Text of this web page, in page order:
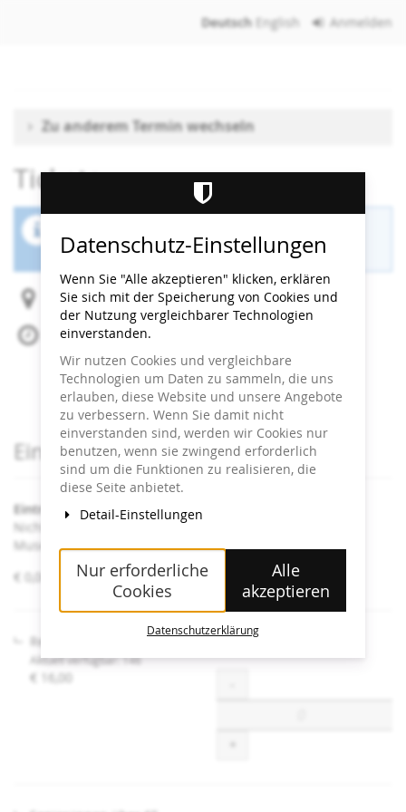
Deutsch English Anmelden
Zu anderem Termin wechseln
Tickets
ist beendet.
Heidi Horten Collection
Mi, 20. November 2024
Beginn:
16:00 Uhr
Ende:16:30Uhr
Zum Kalender hinzufügen
Produkte
Eintrittskarten
Eintritt Heidi Horten Collection
Nicht angeführte Ermäßigungen sind an der Kassa im
Museum erhältlich.
von
€ 0,00 – € 16,00
Regulär
Aktuell verfügbar: 146
€ 16,00
Datenschutz-Einstellungen
Wenn Sie "Alle akzeptieren" klicken, erklären
Sie sich mit der Speicherung von Cookies und
der Nutzung vergleichbarer Technologien
einverstanden.
Wir nutzen Cookies und vergleichbare
Technologien um Daten zu sammeln, die uns
erlauben, diese Website und unsere Angebote
zu verbessern. Wenn Sie damit nicht
einverstanden sind, werden wir Cookies nur
benutzen, wenn sie zwingend erforderlich
sind um die Funktionen zu realisieren, die
diese Seite anbietet.
Detail-Einstellungen
Nur erforderliche
Cookies
Alle
akzeptieren
Datenschutzerklärung